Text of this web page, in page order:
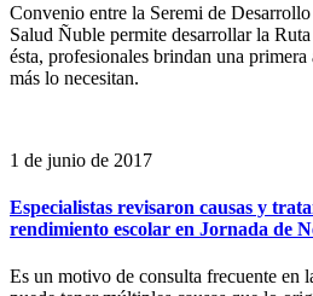
Convenio entre la Seremi de
Salud Ñuble permite desarrollar la
ésta, profesionales brindan una
más lo necesitan.
1 de junio de 2017
Especialistas revisaron causas y
rendimiento escolar en Jornada de
Es un motivo de consulta frecuente en